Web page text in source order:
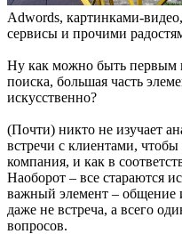
Adwords, картинками-
сервисы и прочими
Ну как можно быть первым
поиска, большая часть
искусственно?
(Почти) никто не изучает
встречи с клиентами,
компания, и как в
Наоборот – все стараются
важный элемент – общение
даже не встреча, а всего
вопросов.